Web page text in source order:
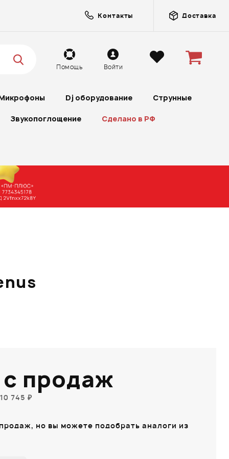
Контакты Доставка
Помощь Войти
Dj оборудование Струнные
Звукопоглощение Сделано в РФ
продаж
745 ₽
но вы можете подобрать аналоги из